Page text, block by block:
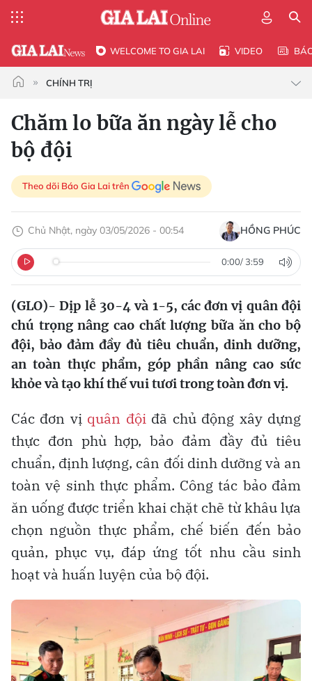
WELCOME TO GIA LAI VIDEO
CHÍNH TRỊ
Chăm lo bữa ăn ngày lễ cho
bộ đội
Theo dõi Báo Gia Lai trên
Chủ Nhật, ngày 03/05/2026 - 00:54 HỒNG PHÚC
0:00/ 3:59
(GLO)- Dịp lễ 30-4 và 1-5, các đơn vị quân đội
chú trọng nâng cao chất lượng bữa ăn cho bộ
đội, bảo đảm đầy đủ tiêu chuẩn, dinh dưỡng,
an toàn thực phẩm, góp phần nâng cao sức
khỏe và tạo khí thế vui tươi trong toàn đơn vị.
Các đơn vị quân độiđã chủ động xây dựng
thực đơn phù hợp, bảo đảm đầy đủ tiêu
chuẩn, định lượng, cân đối dinh dưỡng và an
toàn vệ sinh thực phẩm. Công tác bảo đảm
ăn uống được triển khai chặt chẽ từ khâu lựa
chọn nguồn thực phẩm, chế biến đến bảo
quản, phục vụ, đáp ứng tốt nhu cầu sinh
hoạt và huấn luyện của bộ đội.